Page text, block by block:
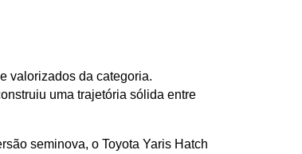
valorizados da categoria.
uma trajetória sólida entre
seminova, o Toyota Yaris Hatch